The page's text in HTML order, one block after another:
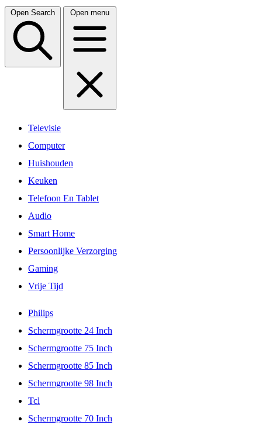
Open Search Open menu
Televisie
Computer
Huishouden
Keuken
Telefoon En Tablet
Audio
Smart Home
Persoonlijke Verzorging
Gaming
Vrije Tijd
Philips
Schermgrootte 24 Inch
Schermgrootte 75 Inch
Schermgrootte 85 Inch
Schermgrootte 98 Inch
Tcl
Schermgrootte 70 Inch